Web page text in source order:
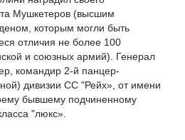
Мушкетеров (высшим
которым могли быть
отличия не более 100
и союзных армий). Генерал
командир 2-й панцер-
дивизии СС "Рейх», от имени
бывшему подчиненному
"люкс».